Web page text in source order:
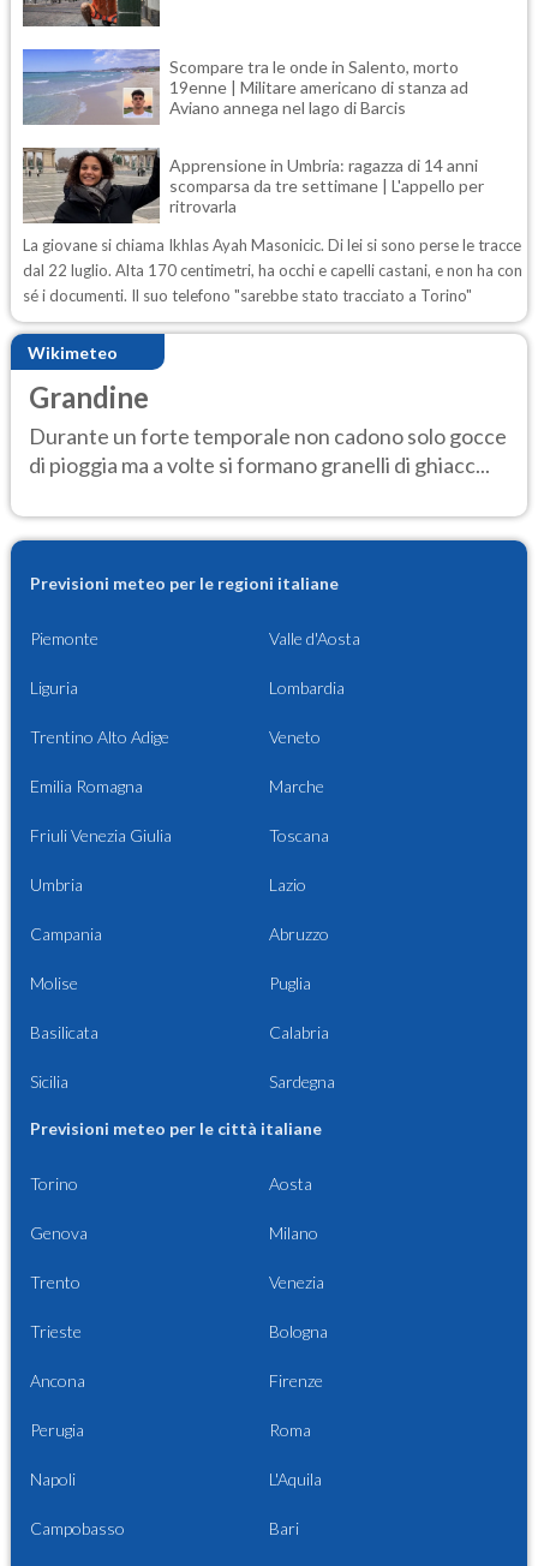
Scompare tra le onde in Salento, morto
19enne | Militare americano di stanza ad
Aviano annega nel lago di Barcis
Apprensione in Umbria: ragazza di 14 anni
scomparsa da tre settimane | L'appello per
ritrovarla
La giovane si chiama Ikhlas Ayah Masonicic. Di lei si sono perse le tracce
dal 22 luglio. Alta 170 centimetri, ha occhi e capelli castani, e non ha con
sé i documenti. Il suo telefono "sarebbe stato tracciato a Torino"
Wikimeteo
Grandine
Durante un forte temporale non cadono solo gocce
di pioggia ma a volte si formano granelli di ghiacc...
Previsioni meteo per le regioni italiane
Piemonte Valle d'Aosta
Liguria Lombardia
Trentino Alto Adige Veneto
Emilia Romagna Marche
Friuli Venezia Giulia Toscana
Umbria Lazio
Campania Abruzzo
Molise Puglia
Basilicata Calabria
Sicilia Sardegna
Previsioni meteo per le città italiane
Torino Aosta
Genova Milano
Trento Venezia
Trieste Bologna
Ancona Firenze
Perugia Roma
Napoli L'Aquila
Campobasso Bari